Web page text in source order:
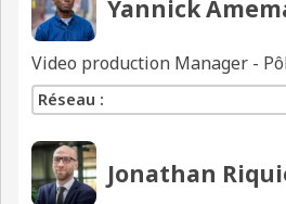
Yannick
Video production Manager -
Réseau :
Jonathan